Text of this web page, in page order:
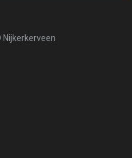
Nijkerkerveen